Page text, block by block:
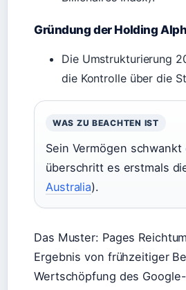
Gründung der Holding
Die Umstrukturierung
die Kontrolle über die
WAS ZU BEACHTEN IST
Sein Vermögen
überschritt es erstmals
Australia).
Das Muster: Pages
Ergebnis von frühzeitiger
Wertschöpfung des